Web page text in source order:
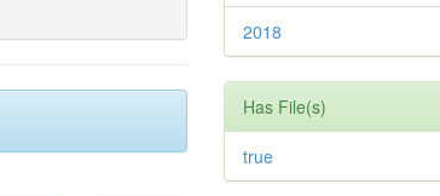
2018
Has File(s)
true